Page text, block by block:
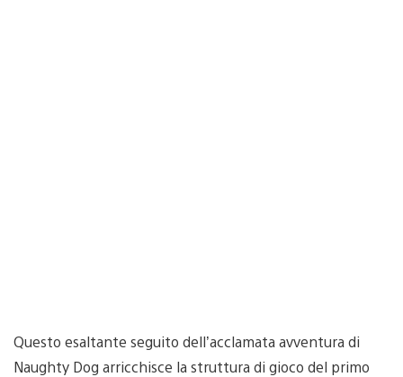
Questo esaltante seguito dell’acclamata avventura di
Naughty Dog arricchisce la struttura di gioco del primo